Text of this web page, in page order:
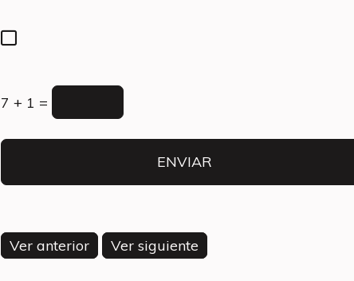
7 + 1 =
Ver anterior Ver siguiente